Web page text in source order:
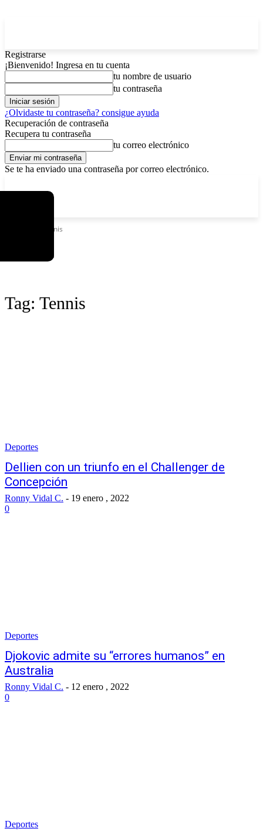
Registrarse
¡Bienvenido! Ingresa en tu cuenta
tu nombre de usuario
tu contraseña
¿Olvidaste tu contraseña? consigue ayuda
Recuperación de contraseña
Recupera tu contraseña
tu correo electrónico
Se te ha enviado una contraseña por correo electrónico.
Tennis
Tag: Tennis
Deportes
Dellien con un triunfo en el Challenger de
Concepción
Ronny Vidal C. - 19 enero , 2022
0
Deportes
Djokovic admite su “errores humanos” en
Australia
Ronny Vidal C. - 12 enero , 2022
0
Deportes